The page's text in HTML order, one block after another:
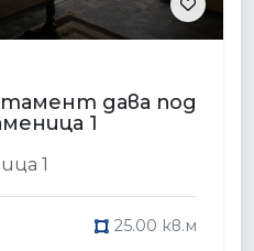
дава под
1
1
25.00 кв.м